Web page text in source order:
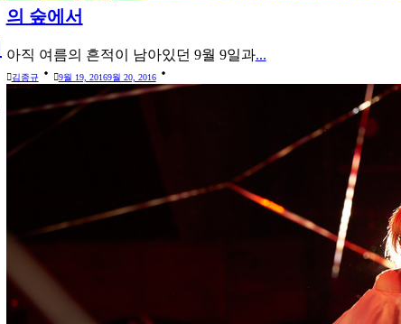
의 숲에서
아직 여름의 흔적이 남아있던 9월 9일과...
김종규 9월 19, 20169월 20, 2016